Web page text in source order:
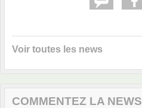
Voir toutes les news
COMMENTEZ LA NEWS